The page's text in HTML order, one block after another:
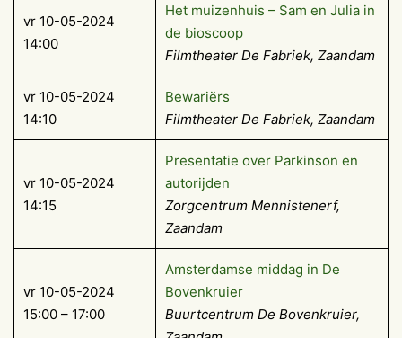
vr 10-05-2024
14:00
Het muizenhuis – Sam en Julia in
de bioscoop
Filmtheater De Fabriek, Zaandam
vr 10-05-2024
14:10
Bewariërs
Filmtheater De Fabriek, Zaandam
vr 10-05-2024
14:15
Presentatie over Parkinson en
autorijden
Zorgcentrum Mennistenerf,
Zaandam
vr 10-05-2024
15:00 – 17:00
Amsterdamse middag in De
Bovenkruier
Buurtcentrum De Bovenkruier,